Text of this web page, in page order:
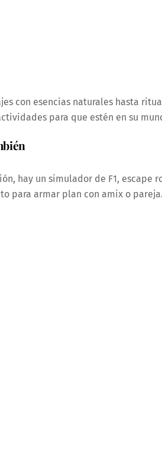
con esencias naturales hasta
para que estén en su
hay un simulador de F1, escape
para armar plan con amix o